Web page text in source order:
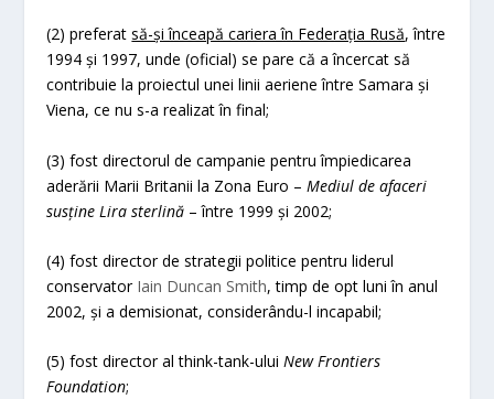
(2) preferatsă-și înceapă cariera în Federația Rusă, între
1994 și 1997, unde (oficial) se pare că a încercat să
contribuie la proiectul unei linii aeriene între Samara și
Viena, ce nu s-a realizat în final;
(3) fost directorul de campanie pentru împiedicarea
aderării Marii Britanii la Zona Euro –Mediul de afaceri
susține Lira sterlină – între 1999 și 2002;
(4) fost director de strategii politice pentru liderul
conservator Iain Duncan Smith, timp de opt luni în anul
2002, și a demisionat, considerându-l incapabil;
(5) fost director al think-tank-uluiNew Frontiers
Foundation;